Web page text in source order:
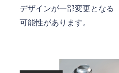
デザインが一部変更となる
可能性があります。